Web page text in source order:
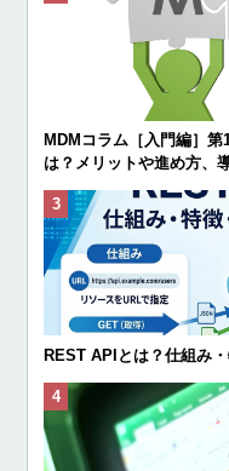
MDMコラム［入門編］
は？メリットや進め方、
REST APIとは？仕組み